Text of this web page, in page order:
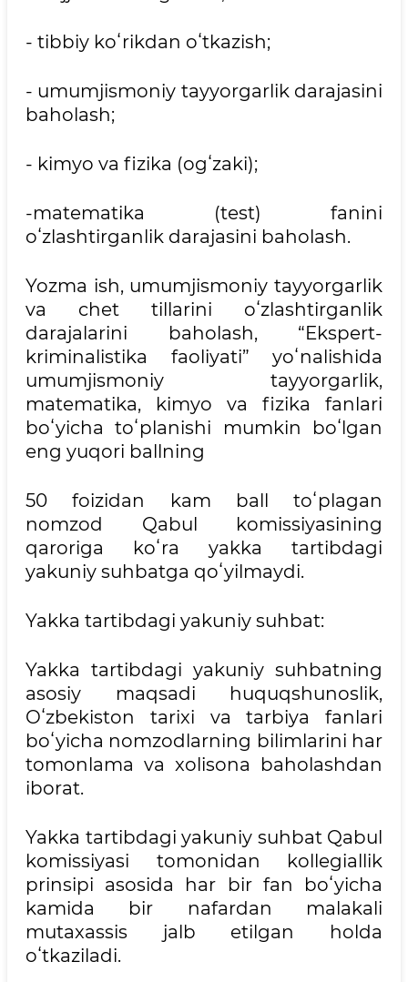
- tibbiy koʻrikdan oʻtkazish;
- umumjismoniy tayyorgarlik darajasini
baholash;
- kimyo va fizika (ogʻzaki);
-matematika (test) fanini
oʻzlashtirganlik darajasini baholash.
Yozma ish, umumjismoniy tayyorgarlik
va chet tillarini oʻzlashtirganlik
darajalarini baholash, “Ekspert-
kriminalistika faoliyati” yoʻnalishida
umumjismoniy tayyorgarlik,
matematika, kimyo va fizika fanlari
boʻyicha toʻplanishi mumkin boʻlgan
eng yuqori ballning
50 foizidan kam ball toʻplagan
nomzod Qabul komissiyasining
qaroriga koʻra yakka tartibdagi
yakuniy suhbatga qoʻyilmaydi.
Yakka tartibdagi yakuniy suhbat:
Yakka tartibdagi yakuniy suhbatning
asosiy maqsadi huquqshunoslik,
Oʻzbekiston tarixi va tarbiya fanlari
boʻyicha nomzodlarning bilimlarini har
tomonlama va xolisona baholashdan
iborat.
Yakka tartibdagi yakuniy suhbat Qabul
komissiyasi tomonidan kollegiallik
prinsipi asosida har bir fan boʻyicha
kamida bir nafardan malakali
mutaxassis jalb etilgan holda
oʻtkaziladi.